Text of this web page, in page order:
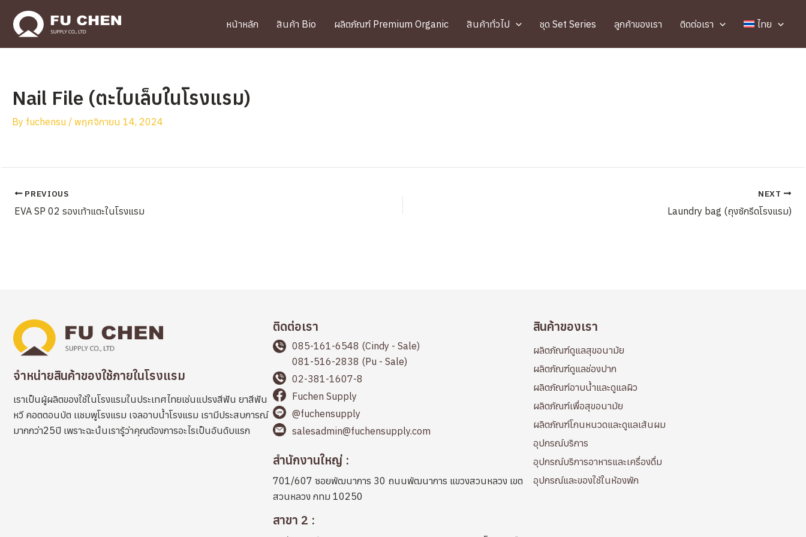
content
หน้าหลัก สินค้า Bio ผลิตภัณฑ์ Premium Organic สินค้าทั่วไป ชุด Set Series ลูกค้าของเรา ติดต่อเรา ไทย
Nail File (ตะไบเล็บในโรงแรม)
By fuchensu / พฤศจิกายน 14, 2024
Post
navigation
PREVIOUS
EVA SP 02 รองเท้าแตะในโรงแรม
NEXT
Laundry bag (ถุงซักรีดโรงแรม)
จำหน่ายสินค้าของใช้ภายในโรงแรม
เราเป็นผู้ผลิตของใช้ในโรงแรมในประเทศไทยเช่นแปรงสีฟัน ยาสีฟัน
หวี คอตตอนบัต เเชมพูโรงแรม เจลอาบน้ำโรงแรม เรามีประสบการณ์
มากกว่า25ปี เพราะฉะนั้นเรารู้ว่าคุณต้องการอะไรเป็นอันดับแรก
ติดต่อเรา
085-161-6548 (Cindy - Sale)
081-516-2838 (Pu - Sale)
02-381-1607-8
Fuchen Supply
@fuchensupply
salesadmin@fuchensupply.com
สำนักงานใหญ่ :
701/607 ซอยพัฒนาการ 30 ถนนพัฒนาการ แขวงสวนหลวง เขต
สวนหลวง กทม 10250
สาขา 2 :
สินค้าของเรา
ผลิตภัณฑ์ดูแลสุขอนามัย
ผลิตภัณฑ์ดูแลช่องปาก
ผลิตภัณฑ์อาบน้ำและดูแลผิว
ผลิตภัณฑ์เพื่อสุขอนามัย
ผลิตภัณฑ์โกนหนวดและดูแลเส้นผม
อุปกรณ์บริการ
อุปกรณ์บริการอาหารและเครื่องดื่ม
อุปกรณ์และของใช้ในห้องพัก